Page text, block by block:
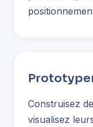
Construisez
visualisez